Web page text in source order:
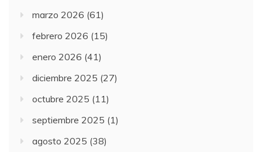
marzo 2026 (61)
febrero 2026 (15)
enero 2026 (41)
diciembre 2025 (27)
octubre 2025 (11)
septiembre 2025 (1)
agosto 2025 (38)